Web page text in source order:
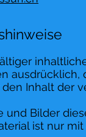
ausdrücklich,
den Inhalt der
und Bilder
ist nur